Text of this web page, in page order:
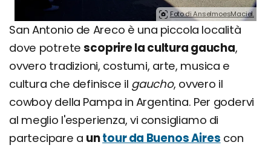
Foto di AnselmoesMaciel.
San Antonio de Areco è una piccola località
dove potretescoprire la cultura gaucha,
ovvero tradizioni, costumi, arte, musica e
cultura che definisce il gaucho, ovvero il
cowboy della Pampa in Argentina. Per godervi
al meglio l'esperienza, vi consigliamo di
partecipare a untour da Buenos Aires con